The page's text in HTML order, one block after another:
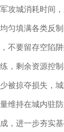
攻城消耗时间
匀填满各类反
不要留存空陷
，剩余资源控
被掠夺损失，
维持在城内驻
，进一步夯实基